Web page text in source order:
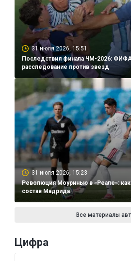
31 июля 2026, 15:51
Последствия финала ЧМ-2026: ФИФА
расследование против звезд
31 июля 2026, 15:23
Революция Моуринью в «Реале»:
состав Мадрида
Все материалы
Цифра